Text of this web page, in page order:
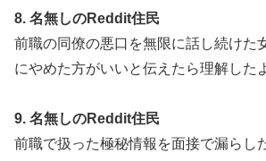
8. 名無しのReddit住民
前職の同僚の悪口を無限に話し続けた
にやめた方がいいと伝えたら理解した
9. 名無しのReddit住民
前職で扱った極秘情報を面接で漏らし